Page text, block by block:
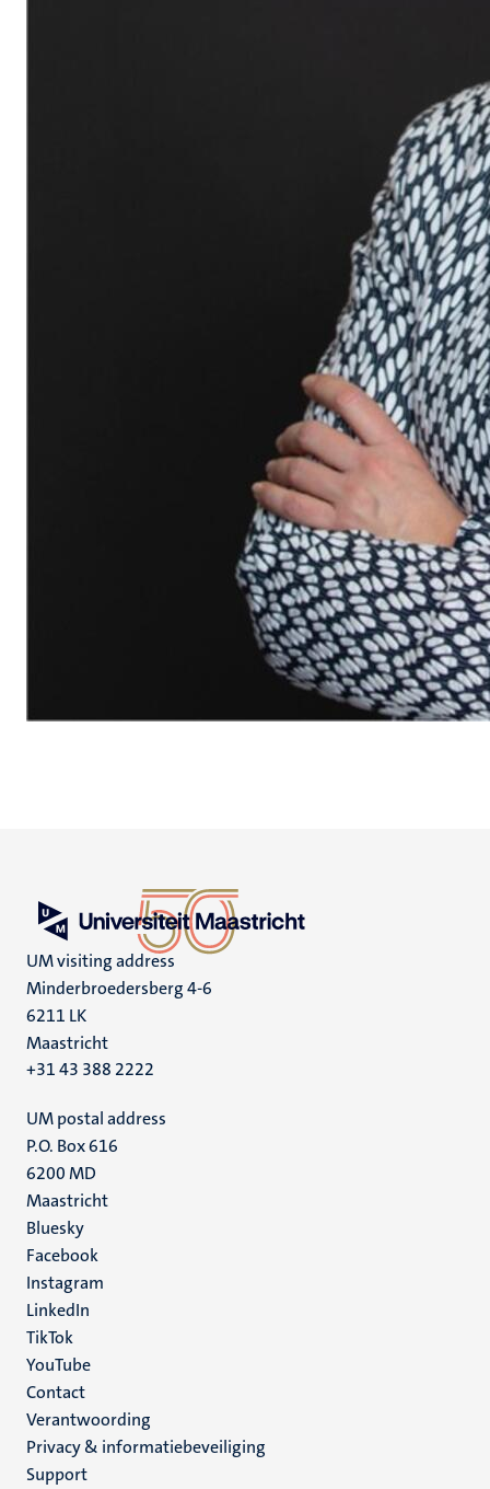
UM visiting address
Minderbroedersberg 4-6
6211 LK
Maastricht
+31 43 388 2222
UM postal address
P.O. Box 616
6200 MD
Maastricht
Social
media
Bluesky
Facebook
Instagram
LinkedIn
TikTok
YouTube
Menu
footer
(NL)
Contact
Verantwoording
Privacy & informatiebeveiliging
Support